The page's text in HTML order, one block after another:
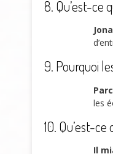
8. Qu’est-ce
9. Pourquoi
les
10. Qu’est-
Il